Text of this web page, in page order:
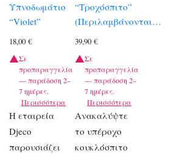
Υπνοδωμάτιο
“Violet”
18,00 €
Σε
προπαραγγελία
— παράδοση 2–
7 ημέρες.
Περισσότερα
Η εταιρεία
Djeco
παρουσιάζει
“Τροχόσπιτο”
(Περιλαμβάνονται…
39,90€
Σε
προπαραγγελία
— παράδοση 2–
7 ημέρες.
Περισσότερα
Ανακαλύψτε
το υπέροχο
κουκλόσπιτο